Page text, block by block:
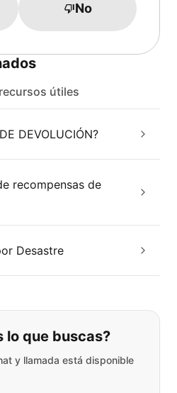
No
útiles
DEVOLUCIÓN?
recompensas de
Desastre
lo que está
lo que buscas?
y llamada está disponible